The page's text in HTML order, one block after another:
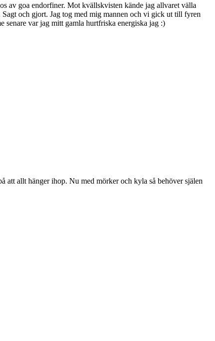
av goa endorfiner. Mot kvällskvisten kände jag allvaret välla
och gjort. Jag tog med mig mannen och vi gick ut till fyren
var jag mitt gamla hurtfriska energiska jag :)
att allt hänger ihop. Nu med mörker och kyla så behöver själen